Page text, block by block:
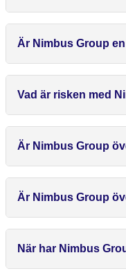
Är Nimbus Group
Vad är risken med
Är Nimbus Group
Är Nimbus Group
När har Nimbus